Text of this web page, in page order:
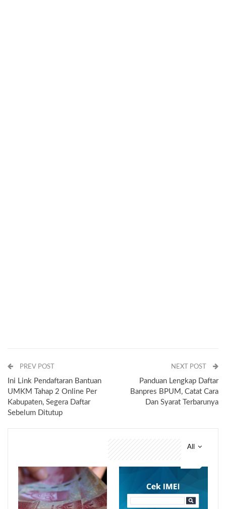
PREV POST
Ini Link Pendaftaran Bantuan
UMKM Tahap 2 Online Per
Kabupaten, Segera Daftar
Sebelum Ditutup
NEXT POST
Panduan Lengkap Daftar
Banpres BPUM, Catat Cara
Dan Syarat Terbarunya
All